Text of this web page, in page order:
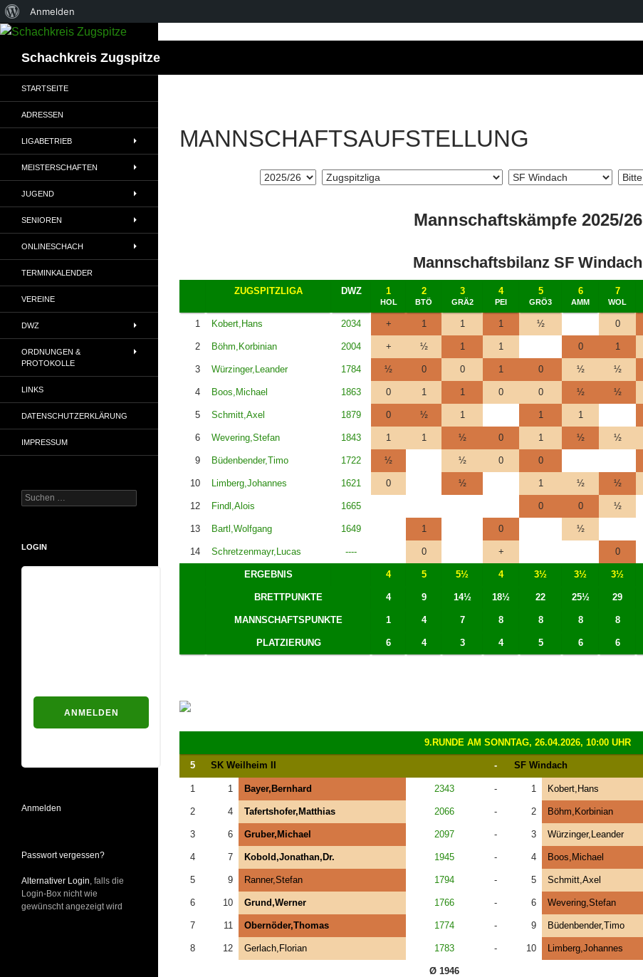
Über
WordPress
Anmelden
Schachkreis Zugspitze
MANNSCHAFTSAUFSTELLUNG
Mannschaftskämpfe 2025/26
Mannschaftsbilanz SF Windach
ZUGSPITZLIGA DWZ 1
HOL
2
BTÖ
3
GRÄ2
4
PEI
5
GRÖ3
6
AMM
7
WOL
1 Kobert,Hans 2034 + 1 1 1 ½ 0
2 Böhm,Korbinian 2004 + ½ 1 1 0 1
3 Würzinger,Leander 1784 ½ 0 0 1 0 ½ ½
4 Boos,Michael 1863 0 1 1 0 0 ½ ½
5 Schmitt,Axel 1879 0 ½ 1 1 1
6 Wevering,Stefan 1843 1 1 ½ 0 1 ½ ½
9 Büdenbender,Timo 1722 ½ ½ 0 0
10 Limberg,Johannes 1621 0 ½ 1 ½ ½
12 Findl,Alois 1665 0 0 ½
13 Bartl,Wolfgang 1649 1 0 ½
14 Schretzenmayr,Lucas ---- 0 + 0
ERGEBNIS 4 5 5½ 4 3½ 3½ 3½
BRETTPUNKTE 4 9 14½ 18½ 22 25½ 29
MANNSCHAFTSPUNKTE 1 4 7 8 8 8 8
PLATZIERUNG 6 4 3 4 5 6 6
9.RUNDE AM SONNTAG, 26.04.2026, 10:00 UHR
5 SK Weilheim II - SF Windach
1 1 Bayer,Bernhard 2343 - 1 Kobert,Hans
2 4 Tafertshofer,Matthias 2066 - 2 Böhm,Korbinian
3 6 Gruber,Michael 2097 - 3 Würzinger,Leander
4 7 Kobold,Jonathan,Dr. 1945 - 4 Boos,Michael
5 9 Ranner,Stefan 1794 - 5 Schmitt,Axel
6 10 Grund,Werner 1766 - 6 Wevering,Stefan
7 11 Obernöder,Thomas 1774 - 9 Büdenbender,Timo
8 12 Gerlach,Florian 1783 - 10 Limberg,Johannes
Ø 1946
STARTSEITE
ADRESSEN
LIGABETRIEB
MEISTERSCHAFTEN
JUGEND
SENIOREN
ONLINESCHACH
TERMINKALENDER
VEREINE
DWZ
ORDNUNGEN &
PROTOKOLLE
LINKS
DATENSCHUTZERKLÄRUNG
IMPRESSUM
Suchen
nach:
LOGIN
Anmelden
Passwort vergessen?
Alternativer Login , falls die
Login-Box nicht wie
gewünscht angezeigt wird